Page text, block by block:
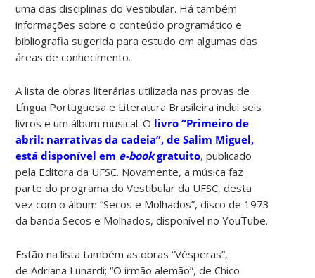
uma das disciplinas do Vestibular. Há também
informações sobre o conteúdo programático e
bibliografia sugerida para estudo em algumas das
áreas de conhecimento.
A lista de obras literárias utilizada nas provas de
Língua Portuguesa e Literatura Brasileira inclui seis
livros e um álbum musical: O livro “Primeiro de
abril: narrativas da cadeia”, de Salim Miguel,
está disponível em e-bookgratuito, publicado
pela Editora da UFSC. Novamente, a música faz
parte do programa do Vestibular da UFSC, desta
vez com o álbum “Secos e Molhados”, disco de 1973
da banda Secos e Molhados, disponível no YouTube.
Estão na lista também as obras “Vésperas”,
de Adriana Lunardi; “O irmão alemão”, de Chico